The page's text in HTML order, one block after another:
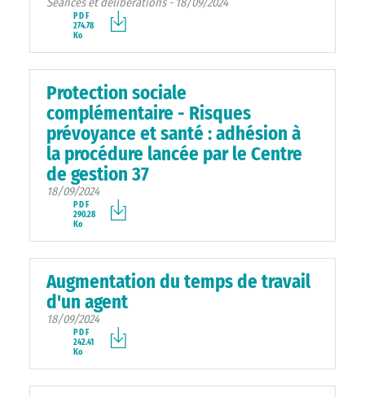
Séances et délibérations - 18/09/2024
PDF
274.78
Ko
Protection sociale
complémentaire - Risques
prévoyance et santé : adhésion à
la procédure lancée par le Centre
de gestion 37
18/09/2024
PDF
290.28
Ko
Augmentation du temps de travail
d'un agent
18/09/2024
PDF
242.41
Ko